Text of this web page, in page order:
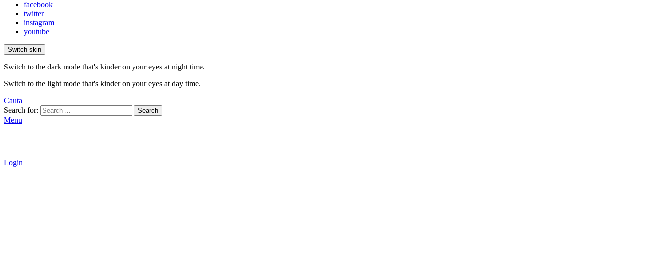
facebook
twitter
instagram
youtube
Switch skin
Switch to the dark mode that's kinder on your eyes at night time.
Switch to the light mode that's kinder on your eyes at day time.
Cauta
Search for:
Search
Menu
Login